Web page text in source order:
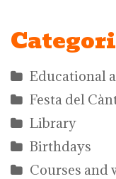
Educational
Festa del
Library
Birthdays
Courses and